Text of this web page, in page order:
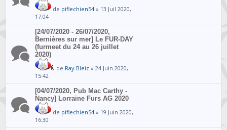
de piflechien54» 13 Juil 2020,
17:04
[24/07/2020 - 26/07/2020,
Bernières sur mer] Le FUR-DAY
(furmeet du 24 au 26 juillet
2020)
de Ray Bleiz » 24 Juin 2020,
15:42
[04/07/2020, Pub Mac Carthy -
Nancy] Lorraine Furs AG 2020
de piflechien54» 19 Juin 2020,
16:30